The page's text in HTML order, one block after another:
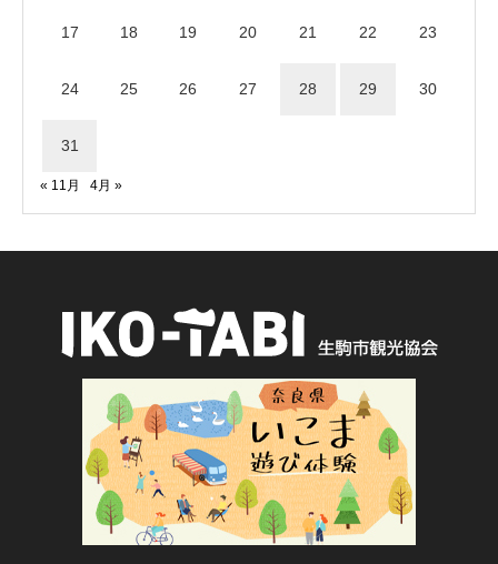
17 18 19 20 21 22 23
24 25 26 27 28 29 30
31
« 11月 4月 »